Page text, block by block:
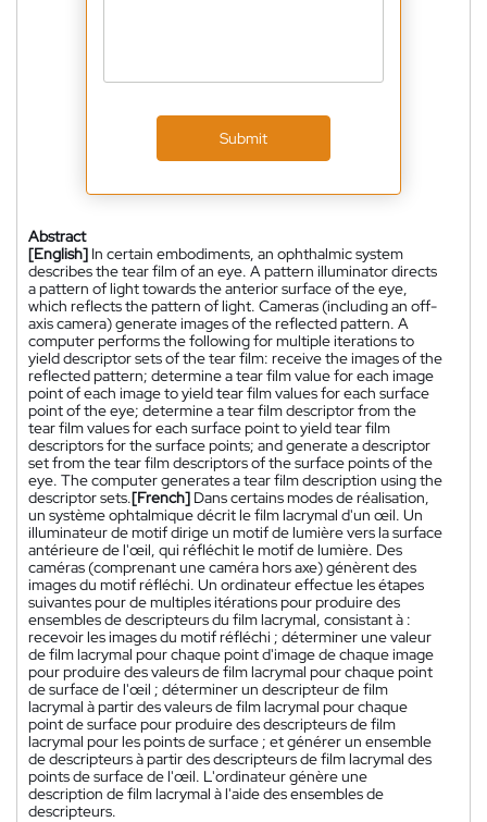
Submit
Abstract
[English] In certain embodiments, an ophthalmic system
describes the tear film of an eye. A pattern illuminator directs
a pattern of light towards the anterior surface of the eye,
which reflects the pattern of light. Cameras (including an off-
axis camera) generate images of the reflected pattern. A
computer performs the following for multiple iterations to
yield descriptor sets of the tear film: receive the images of the
reflected pattern; determine a tear film value for each image
point of each image to yield tear film values for each surface
point of the eye; determine a tear film descriptor from the
tear film values for each surface point to yield tear film
descriptors for the surface points; and generate a descriptor
set from the tear film descriptors of the surface points of the
eye. The computer generates a tear film description using the
descriptor sets.[French] Dans certains modes de réalisation,
un système ophtalmique décrit le film lacrymal d'un œil. Un
illuminateur de motif dirige un motif de lumière vers la surface
antérieure de l'œil, qui réfléchit le motif de lumière. Des
caméras (comprenant une caméra hors axe) génèrent des
images du motif réfléchi. Un ordinateur effectue les étapes
suivantes pour de multiples itérations pour produire des
ensembles de descripteurs du film lacrymal, consistant à :
recevoir les images du motif réfléchi ; déterminer une valeur
de film lacrymal pour chaque point d'image de chaque image
pour produire des valeurs de film lacrymal pour chaque point
de surface de l'œil ; déterminer un descripteur de film
lacrymal à partir des valeurs de film lacrymal pour chaque
point de surface pour produire des descripteurs de film
lacrymal pour les points de surface ; et générer un ensemble
de descripteurs à partir des descripteurs de film lacrymal des
points de surface de l'œil. L'ordinateur génère une
description de film lacrymal à l'aide des ensembles de
descripteurs.